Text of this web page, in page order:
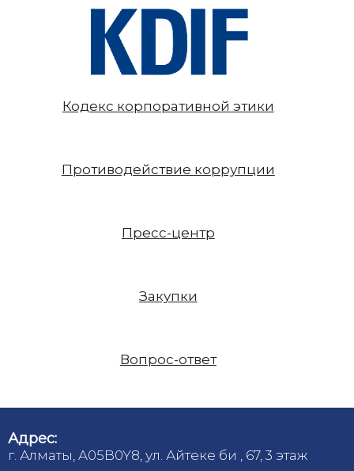
Кодекс корпоративной этики
Противодействие коррупции
Пресс-центр
Закупки
Вопрос-ответ
Адрес:
г. Алматы, A05B0Y8, ул. Айтеке би , 67, 3 этаж